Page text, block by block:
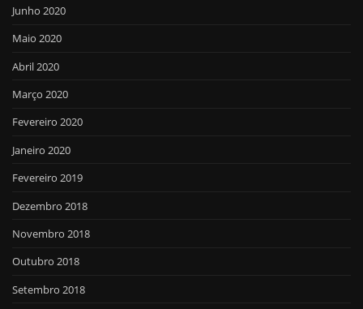
Junho 2020
Maio 2020
Abril 2020
Março 2020
Fevereiro 2020
Janeiro 2020
Fevereiro 2019
Dezembro 2018
Novembro 2018
Outubro 2018
Setembro 2018